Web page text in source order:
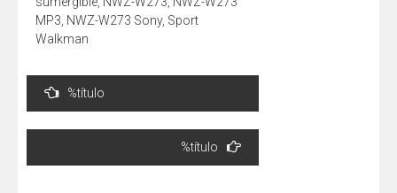
MP3 NWZ-W273 Sony, Sport
Walkman
Navegación
entradas
%título
%título